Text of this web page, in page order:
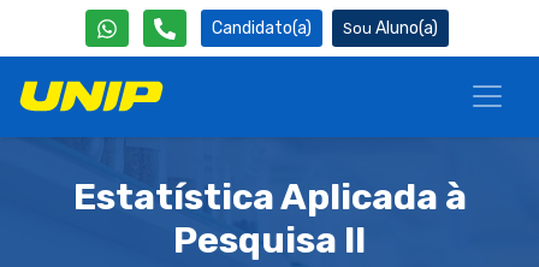
Candidato(a) Aluno(a)
Estatística Aplicada à
Pesquisa II